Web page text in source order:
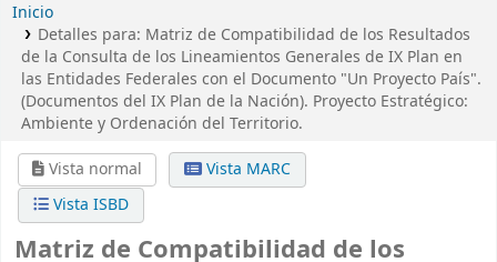
Inicio
Detalles para: Matriz de Compatibilidad de los Resultados
de la Consulta de los Lineamientos Generales de IX Plan en
las Entidades Federales con el Documento "Un Proyecto País".
(Documentos del IX Plan de la Nación). Proyecto Estratégico:
Ambiente y Ordenación del Territorio.
Vista normal
Vista MARC
Vista ISBD
Matriz de Compatibilidad de los